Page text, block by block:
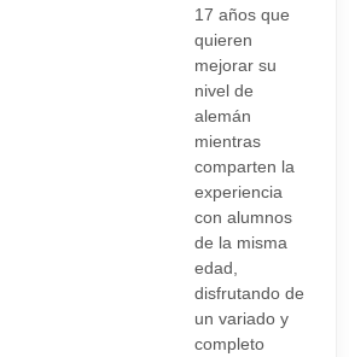
17 años que
quieren
mejorar su
nivel de
alemán
mientras
comparten la
experiencia
con alumnos
de la misma
edad,
disfrutando de
un variado y
completo